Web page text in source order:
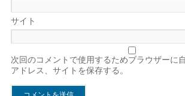
サイト
次回のコメントで使用するためブラウザーに
アドレス、サイトを保存する。